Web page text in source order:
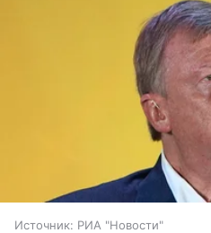
Источник: РИА "Новости"